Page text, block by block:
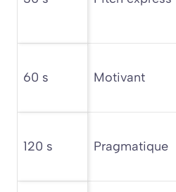
60 s Motivant
120 s Pragmatique